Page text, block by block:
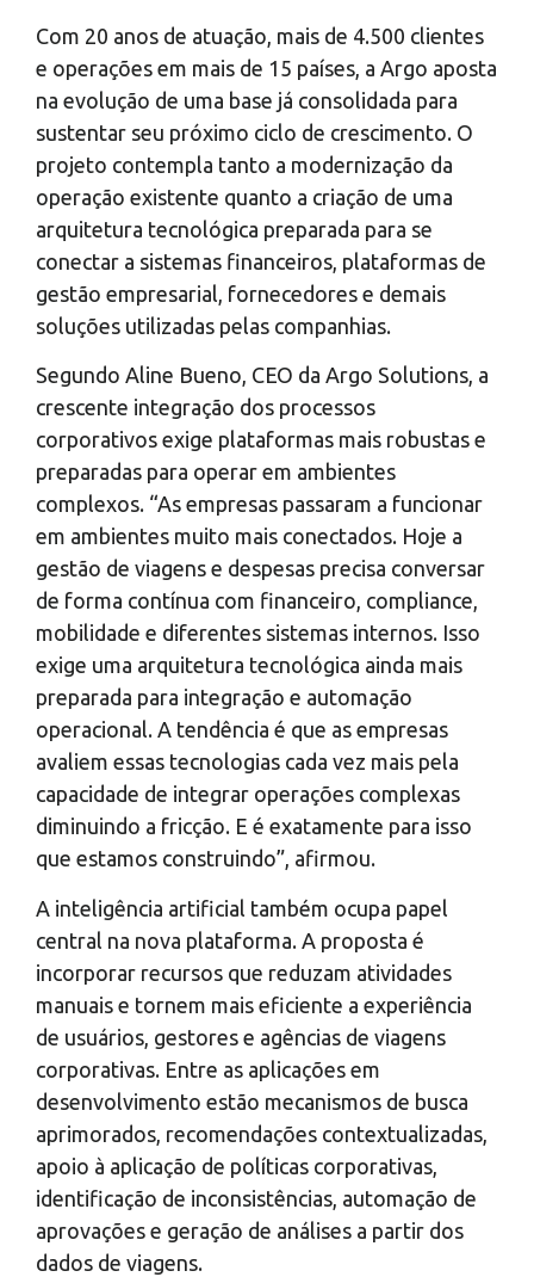
Com 20 anos de atuação, mais de 4.500 clientes
e operações em mais de 15 países, a Argo aposta
na evolução de uma base já consolidada para
sustentar seu próximo ciclo de crescimento. O
projeto contempla tanto a modernização da
operação existente quanto a criação de uma
arquitetura tecnológica preparada para se
conectar a sistemas financeiros, plataformas de
gestão empresarial, fornecedores e demais
soluções utilizadas pelas companhias.
Segundo Aline Bueno, CEO da Argo Solutions, a
crescente integração dos processos
corporativos exige plataformas mais robustas e
preparadas para operar em ambientes
complexos. “As empresas passaram a funcionar
em ambientes muito mais conectados. Hoje a
gestão de viagens e despesas precisa conversar
de forma contínua com financeiro, compliance,
mobilidade e diferentes sistemas internos. Isso
exige uma arquitetura tecnológica ainda mais
preparada para integração e automação
operacional. A tendência é que as empresas
avaliem essas tecnologias cada vez mais pela
capacidade de integrar operações complexas
diminuindo a fricção. E é exatamente para isso
que estamos construindo”, afirmou.
A inteligência artificial também ocupa papel
central na nova plataforma. A proposta é
incorporar recursos que reduzam atividades
manuais e tornem mais eficiente a experiência
de usuários, gestores e agências de viagens
corporativas. Entre as aplicações em
desenvolvimento estão mecanismos de busca
aprimorados, recomendações contextualizadas,
apoio à aplicação de políticas corporativas,
identificação de inconsistências, automação de
aprovações e geração de análises a partir dos
dados de viagens.